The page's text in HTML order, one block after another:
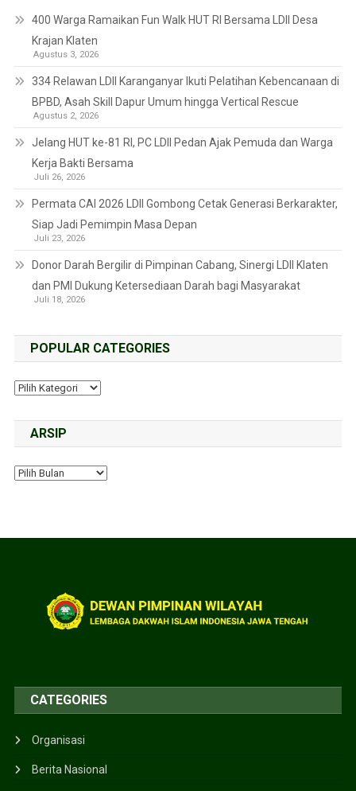
400 Warga Ramaikan Fun Walk HUT RI Bersama LDII Desa
Krajan Klaten
Agustus 3, 2026
334 Relawan LDII Karanganyar Ikuti Pelatihan Kebencanaan di
BPBD, Asah Skill Dapur Umum hingga Vertical Rescue
Agustus 2, 2026
Jelang HUT ke-81 RI, PC LDII Pedan Ajak Pemuda dan Warga
Kerja Bakti Bersama
Juli 26, 2026
Permata CAI 2026 LDII Gombong Cetak Generasi Berkarakter,
Siap Jadi Pemimpin Masa Depan
Juli 23, 2026
Donor Darah Bergilir di Pimpinan Cabang, Sinergi LDII Klaten
dan PMI Dukung Ketersediaan Darah bagi Masyarakat
Juli 18, 2026
POPULAR CATEGORIES
ARSIP
CATEGORIES
Organisasi
Berita Nasional